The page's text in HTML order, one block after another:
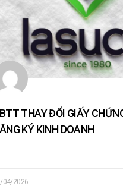
THAY ĐỔI GIẤY
KÝ KINH DOANH
04/2026